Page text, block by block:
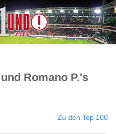
Romano P.'s
Zu den Top 100